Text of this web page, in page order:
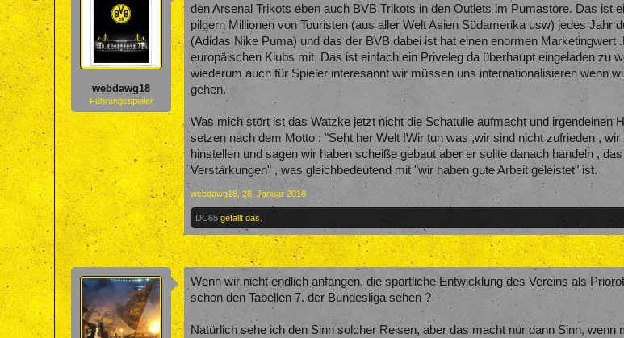
webdawg18
Führungsspieler
den Arsenal Trikots eben auch BVB Trikots in den Outlets im Pumastore. Das ist
pilgern Millionen von Touristen (aus aller Welt Asien Südamerika usw) jedes
(Adidas Nike Puma) und das der BVB dabei ist hat einen enormen
europäischen Klubs mit. Das ist einfach ein Priveleg da überhaupt eingeladen zu
wiederum auch für Spieler interesannt wir müssen uns internationalisieren wenn
gehen.
Was mich stört ist das Watzke jetzt nicht die Schatulle aufmacht und
setzen nach dem Motto : "Seht her Welt !Wir tun was ,wir sind nicht zufrieden ,
hinstellen und sagen wir haben scheiße gebaut aber er sollte danach handeln ,
Verstärkungen" , was gleichbedeutend mit "wir haben gute Arbeit geleistet" ist.
webdawg18 28. Januar 2018
DC65 gefällt das.
Wenn wir nicht endlich anfangen, die sportliche Entwicklung des Vereins als
schon den Tabellen 7. der Bundesliga sehen ?
Natürlich sehe ich den Sinn solcher Reisen, aber das macht nur dann Sinn,